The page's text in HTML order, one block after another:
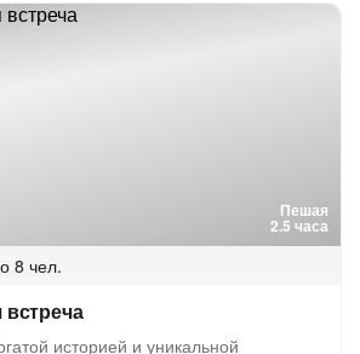
Пешая
2.5 часа
8 чел.
историей и уникальной